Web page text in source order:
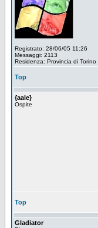
Registrato: 28/06/05 11:26
Messaggi: 2113
Residenza: Provincia di Torino
Top
{aale}
Ospite
Top
Gladiator